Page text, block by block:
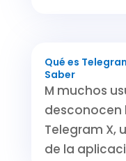
Qué es
Saber
M muchos
desconocen
Telegram X,
de la